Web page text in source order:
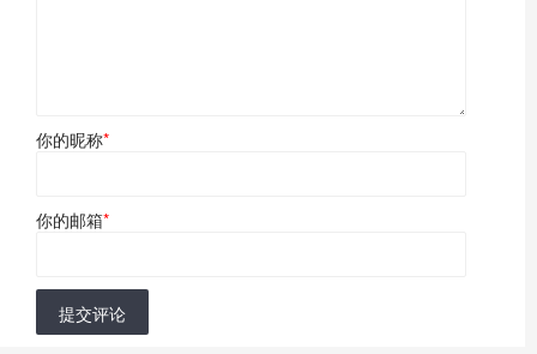
你的昵称*
你的邮箱*
提交评论